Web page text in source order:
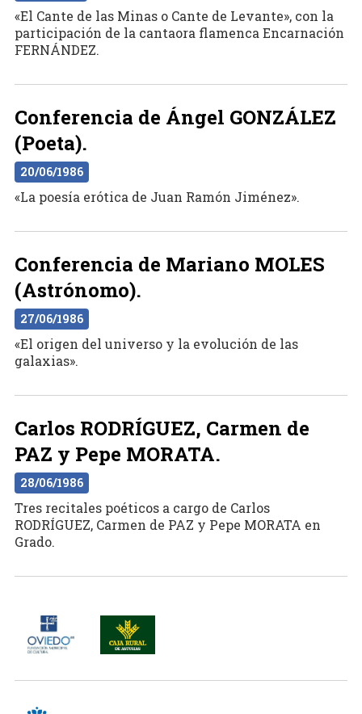
«El Cante de las Minas o Cante de Levante», con la
participación de la cantaora flamenca Encarnación
FERNÁNDEZ.
Conferencia de Ángel GONZÁLEZ
(Poeta).
20/06/1986
«La poesía erótica de Juan Ramón Jiménez».
Conferencia de Mariano MOLES
(Astrónomo).
27/06/1986
«El origen del universo y la evolución de las
galaxias».
Carlos RODRÍGUEZ, Carmen de
PAZ y Pepe MORATA.
28/06/1986
Tres recitales poéticos a cargo de Carlos
RODRÍGUEZ, Carmen de PAZ y Pepe MORATA en
Grado.